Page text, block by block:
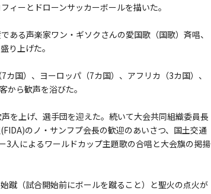
ィーとドローンサッカーボールを描いた。
る声楽家ワン・ギソクさんの愛国歌（国歌）斉唱、
り上げた。
国）、ヨーロッパ（7カ国）、アフリカ（3カ国）、
ら歓声を浴びた。
を上げ、選手団を迎えた。続いて大会共同組織委員長
のノ・サンフプ会長の歓迎のあいさつ、国土交通
人によるワールドカップ主題歌の合唱と大会旗の掲揚
蹴（試合開始前にボールを蹴ること）と聖火の点火が